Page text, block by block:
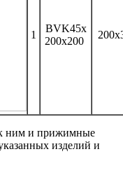
1
BVK45x
200x200
ним и прижимные
изделий и